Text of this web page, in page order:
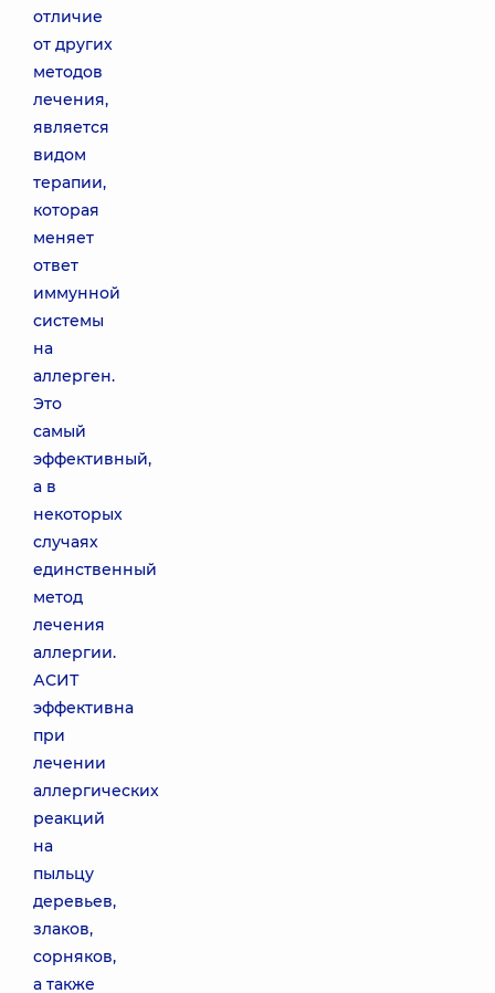
отличие
от других
методов
лечения,
является
видом
терапии,
которая
меняет
ответ
иммунной
системы
на
аллерген.
Это
самый
эффективный,
а в
некоторых
случаях
единственный
метод
лечения
аллергии.
АСИТ
эффективна
при
лечении
аллергических
реакций
на
пыльцу
деревьев,
злаков,
сорняков,
а также